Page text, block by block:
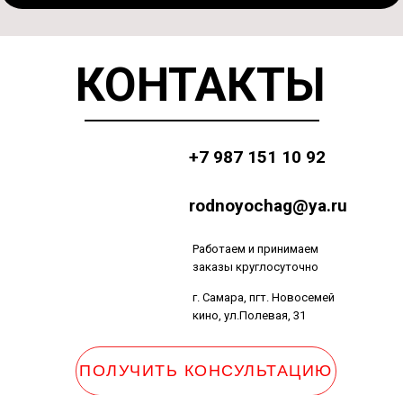
Работаем и принимаем
заказы круглосуточно
+7 987 151 10 92
rodnoyochag@ya.ru
г. Самара, пгт. Новосемей
кино, ул.Полевая, 31
КОНТАКТЫ
ПОЛУЧИТЬ КОНСУЛЬТАЦИЮ